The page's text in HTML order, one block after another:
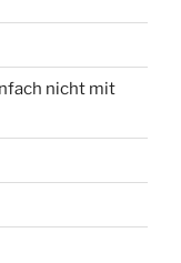
nicht mit